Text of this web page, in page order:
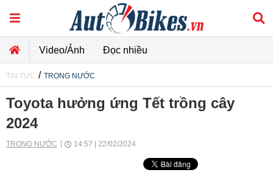
Video/Ảnh Đọc nhiều
TIN TỨC / TRONG NƯỚC
Toyota hưởng ứng Tết trồng cây
2024
TRONG NƯỚC 14:57 | 22/02/2024